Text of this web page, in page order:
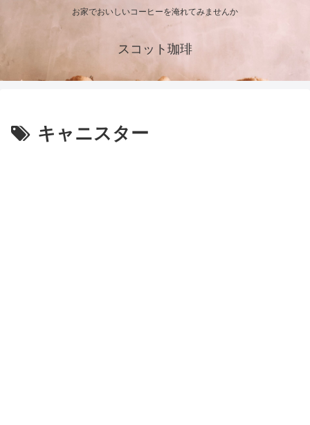
お家でおいしいコーヒーを淹れてみませんか
スコット珈琲
キャニスター